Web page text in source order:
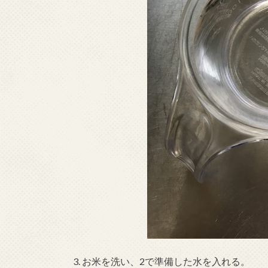
3. お米を洗い、2で準備した水を入れる。